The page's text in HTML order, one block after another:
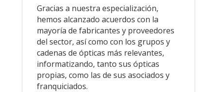
Gracias a nuestra especialización,
hemos alcanzado acuerdos con la
mayoría de fabricantes y proveedores
del sector, así como con los grupos y
cadenas de ópticas más relevantes,
informatizando, tanto sus ópticas
propias, como las de sus asociados y
franquiciados.